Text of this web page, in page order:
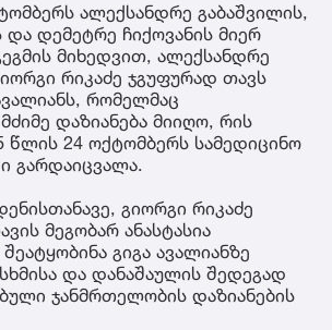
ალექსანდრე გაბაშვილის,
და დემეტრე ჩიქოვანის მიერ
მიხედვით, ალექსანდრე
რიკაძე ჯგუფურად თავს
რომელმაც
დაზიანება მიიღო, რის
წლის 24 ოქტომბერს სამედიცინო
გარდაიცვალა.
გიორგი რიკაძე
მეგობარ ანასტასია
გიგა ავალიანზე
და დანაშაულის შედეგად
ჯანმრთელობის დაზიანების